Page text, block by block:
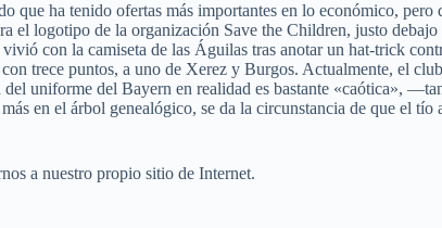
ha tenido ofertas más importantes en lo económico,
el logotipo de la organización Save the Children, justo
con la camiseta de las Águilas tras anotar un hat-trick
trece puntos, a uno de Xerez y Burgos. Actualmente, el
uniforme del Bayern en realidad es bastante «caótica»,
en el árbol genealógico, se da la circunstancia de que el
a nuestro propio sitio de Internet.